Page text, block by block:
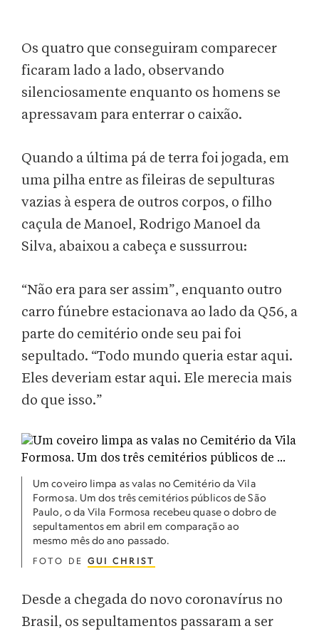
Os quatro que conseguiram comparecer
ficaram lado a lado, observando
silenciosamente enquanto os homens se
apressavam para enterrar o caixão.
Quando a última pá de terra foi jogada, em
uma pilha entre as fileiras de sepulturas
vazias à espera de outros corpos, o filho
caçula de Manoel, Rodrigo Manoel da
Silva, abaixou a cabeça e sussurrou:
“Não era para ser assim”, enquanto outro
carro fúnebre estacionava ao lado da Q56, a
parte do cemitério onde seu pai foi
sepultado. “Todo mundo queria estar aqui.
Eles deveriam estar aqui. Ele merecia mais
do que isso.”
Um coveiro limpa as valas no Cemitério da Vila
Formosa. Um dos três cemitérios públicos de São
Paulo, o da Vila Formosa recebeu quase o dobro de
sepultamentos em abril em comparação ao
mesmo mês do ano passado.
FOTO DE GUI CHRIST
Desde a chegada do novo coronavírus no
Brasil, os sepultamentos passaram a ser